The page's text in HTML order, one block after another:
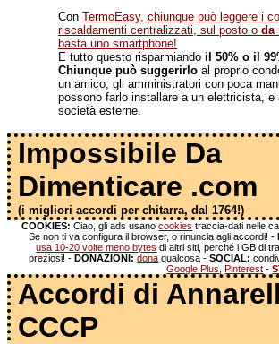
Con TermoEasy, chiunque può leggere i
riscaldamenti centralizzati, sul posto o da
basta uno smartphone!
E tutto questo risparmiando il 50% o il
Chiunque può suggerirlo al proprio
un amico; gli amministratori con poca
possono farlo installare a un elettricista, e
società esterne.
Impossibile Da
Dimenticare .com
(i migliori accordi per chitarra, dal 1764!)
COOKIES: Ciao, gli ads usanocookies traccia-dati nelle
Se non ti va configura il browser, o rinuncia agli accordi! -
usa 10-20 volte meno bytes di altri siti, perché i GB di
preziosi! -DONAZIONI: dona qualcosa -SOCIAL:
Google Plus ,Pinterest -
Accordi di
CCCP